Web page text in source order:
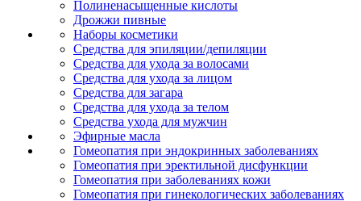
Полиненасыщенные кислоты
Дрожжи пивные
Наборы косметики
Средства для эпиляции/депиляции
Средства для ухода за волосами
Средства для ухода за лицом
Средства для загара
Средства для ухода за телом
Средства ухода для мужчин
Эфирные масла
Гомеопатия при эндокринных заболеваниях
Гомеопатия при эректильной дисфункции
Гомеопатия при заболеваниях кожи
Гомеопатия при гинекологических заболеваниях